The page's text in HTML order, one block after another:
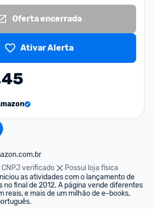
Oferta encerrada
Ativar Alerta
CNPJ verificado
Possui loja física
as atividades com o lançamento de
no final de 2012. A página vende diferentes
reais, e mais de um milhão de e-books,